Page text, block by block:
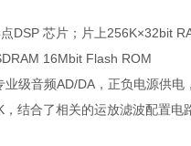
DSP 芯片；片上256K×32bit
16Mbit Flash ROM
业级音频AD/DA，正负电源供电
结合了相关的运放滤波配置电